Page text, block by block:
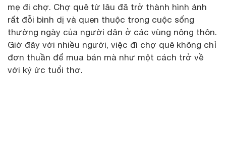
mẹ đi chợ. Chợ quê từ lâu đã trở thành hình ảnh
rất đỗi bình dị và quen thuộc trong cuộc sống
thường ngày của người dân ở các vùng nông thôn.
Giờ đây với nhiều người, việc đi chợ quê không chỉ
đơn thuần để mua bán mà như một cách trở về
với ký ức tuổi thơ.